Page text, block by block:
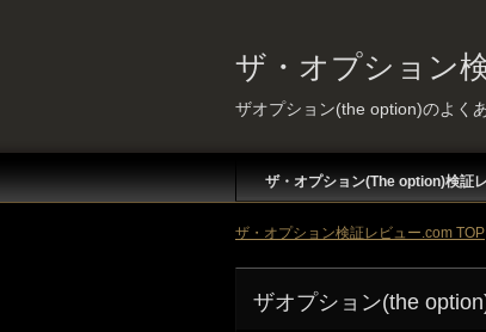
ザ・オプション
ザオプション(the option)のよく
ザ・オプション(The option)検証
ザ・オプション検証レビュー.com TOP
ザオプション(the